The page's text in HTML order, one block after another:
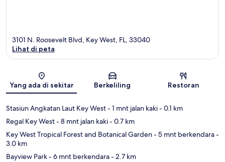
Peta
3101 N. Roosevelt Blvd, Key West, FL, 33040
Lihat di peta
Yang ada di sekitar Berkeliling Restoran
Stasiun Angkatan Laut Key West- 1 mnt jalan kaki- 0.1 km
Regal Key West- 8 mnt jalan kaki- 0.7 km
Key West Tropical Forest and Botanical Garden- 5 mnt berkendara-
3.0 km
Bayview Park- 6 mnt berkendara- 2.7 km